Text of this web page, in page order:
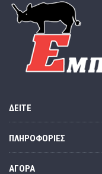
ΔΕΊΤΕ
ΠΛΗΡΟΦΟΡΊΕΣ
ΑΓΟΡΆ